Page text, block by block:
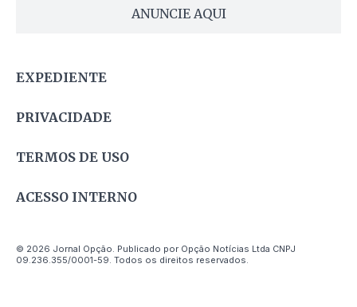
ANUNCIE AQUI
EXPEDIENTE
PRIVACIDADE
TERMOS DE USO
ACESSO INTERNO
© 2026 Jornal Opção. Publicado por Opção Notícias Ltda CNPJ
09.236.355/0001-59. Todos os direitos reservados.